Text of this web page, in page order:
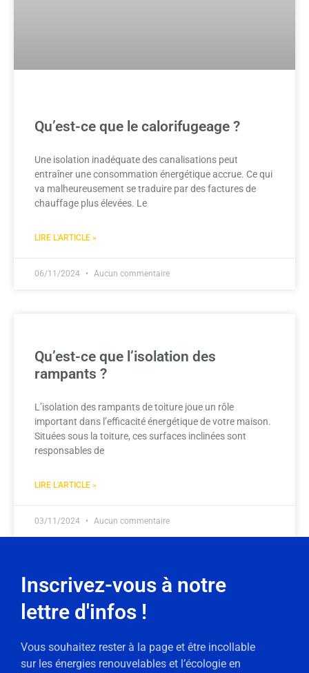
Qu’est-ce que le calorifugeage ?
Une isolation inadéquate des canalisations peut
entraîner une consommation énergétique accrue. Ce qui
va malheureusement se traduire par des factures de
chauffage plus élevées. Le
LIRE L'ARTICLE »
06/11/2024 Aucun commentaire
Qu’est-ce que l’isolation des
rampants ?
L’isolation des rampants de toiture joue un rôle
important dans l’efficacité énergétique de votre maison.
Situées sous la toiture, ces surfaces inclinées sont
responsables de
LIRE L'ARTICLE »
03/11/2024 Aucun commentaire
Inscrivez-vous à notre
lettre d'infos !
Vous souhaitez rester à la page et être incollable
sur les énergies renouvelables et l’écologie en